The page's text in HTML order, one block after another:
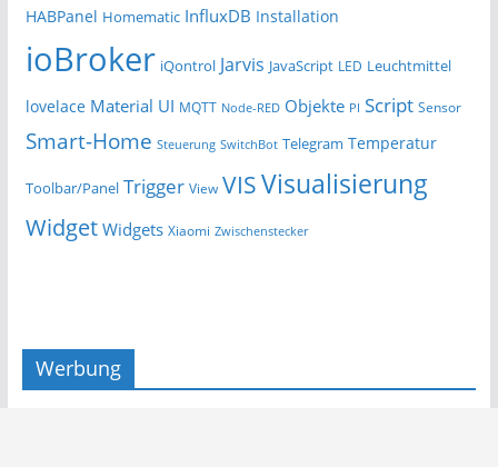
HABPanel Homematic InfluxDB Installation
ioBroker iQontrol Jarvis JavaScript LED Leuchtmittel
lovelace Material UI MQTT Node-RED Objekte PI Script Sensor
Smart-Home Steuerung SwitchBot Telegram Temperatur
Toolbar/Panel Trigger View VISVisualisierung
Widget Widgets Xiaomi Zwischenstecker
Werbung